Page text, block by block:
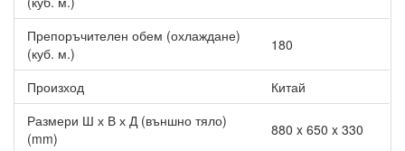
Препоръчителен обем (охлаждане)
(куб. м.)
180
Произход
Китай
Размери Ш х В х Д (външно тяло)
(mm)
880 x 650 x 330